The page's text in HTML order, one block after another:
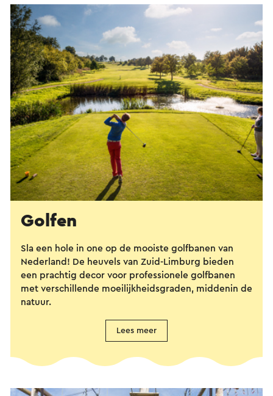
Golfen
Sla een hole in one op de mooiste golfbanen van
Nederland! De heuvels van Zuid-Limburg bieden
een prachtig decor voor professionele golfbanen
met verschillende moeilijkheidsgraden, middenin de
natuur.
Lees meer